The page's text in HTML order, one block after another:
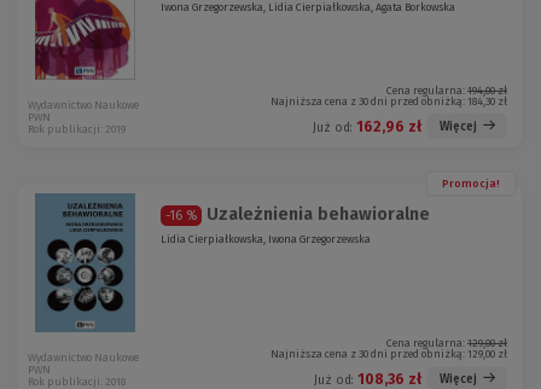
Iwona Grzegorzewska, Lidia Cierpiałkowska, Agata Borkowska
Cena regularna: 194,00 zł
Najniższa cena z 30 dni przed obniżką: 184,30 zł
Już od: 162,96 zł Więcej
Wydawnictwo Naukowe
PWN
Rok publikacji: 2019
Promocja!
-16 % Uzależnienia behawioralne
Lidia Cierpiałkowska, Iwona Grzegorzewska
Cena regularna: 129,00 zł
Najniższa cena z 30 dni przed obniżką: 129,00 zł
Już od: 108,36 zł Więcej
Wydawnictwo Naukowe
PWN
Rok publikacji: 2018